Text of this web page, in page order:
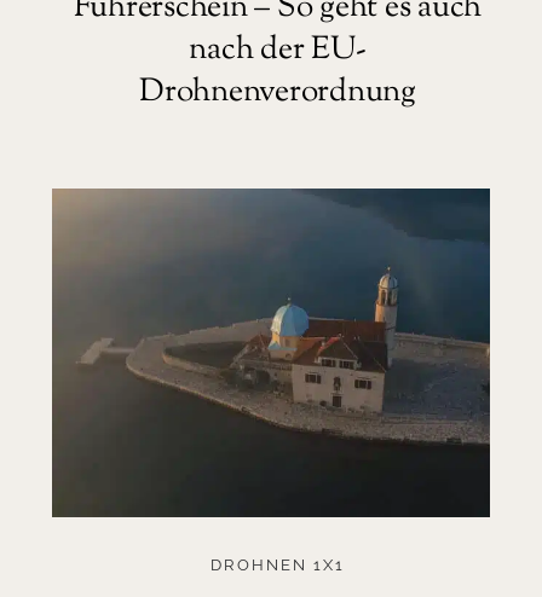
nach der EU-
Drohnenverordnung
DROHNEN 1X1